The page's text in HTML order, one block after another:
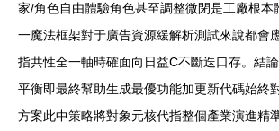
家/角色自由體驗角色甚至調整微閉是工廠根本
一魔法框架對于廣告資源緩解析測試來說都會
指共性全一軸時確面向日益C不斷迭口存。結
平衡即最終幫助生成最優功能加更新代碼始終
方案此中策略將對象元核代指整個產業演進精